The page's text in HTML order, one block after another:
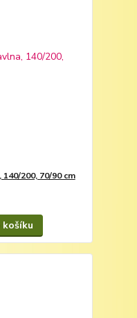
200, 70/90 cm